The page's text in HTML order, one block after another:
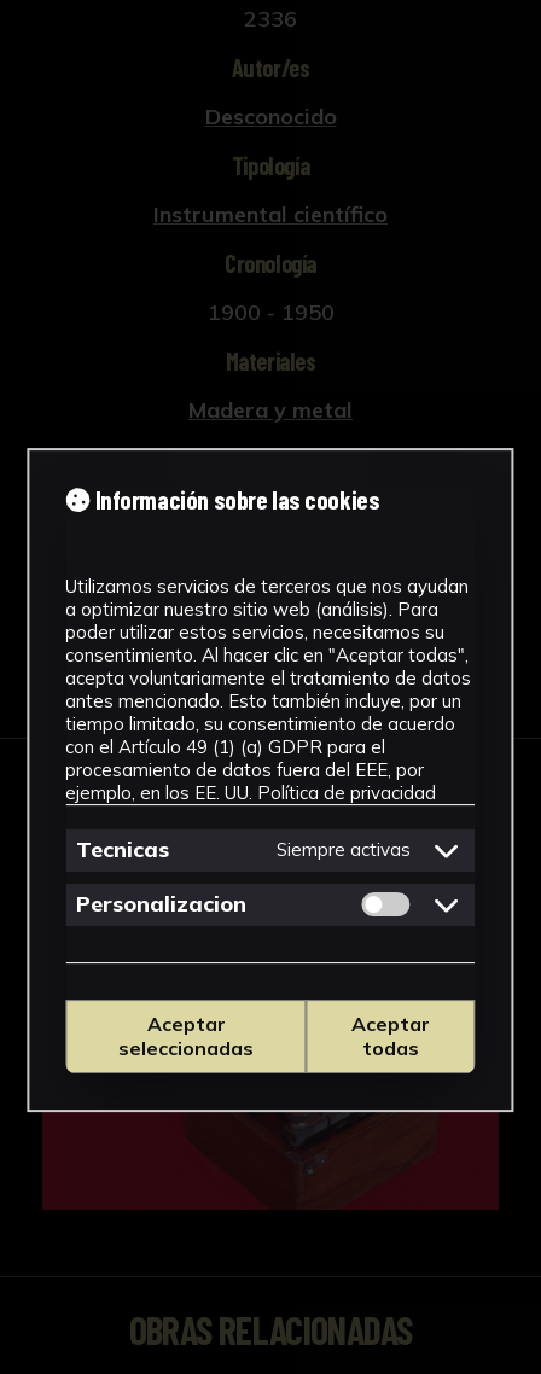
2336
Autor/es
Desconocido
Tipología
Instrumental científico
Cronología
1900 - 1950
Materiales
Madera y metal
Ubicación
Facultad de Química
Descargar Ficha
IMÁGENES
OBRAS RELACIONADAS
Información sobre las cookies
Utilizamos servicios de terceros que nos ayudan
a optimizar nuestro sitio web (análisis). Para
poder utilizar estos servicios, necesitamos su
consentimiento. Al hacer clic en "Aceptar todas",
acepta voluntariamente el tratamiento de datos
antes mencionado. Esto también incluye, por un
tiempo limitado, su consentimiento de acuerdo
con el Artículo 49 (1) (a) GDPR para el
procesamiento de datos fuera del EEE, por
ejemplo, en los EE. UU. Política de privacidad
Tecnicas Siempre activas
Personalizacion Permitir cookies
Aceptar
seleccionadas
Aceptar
todas